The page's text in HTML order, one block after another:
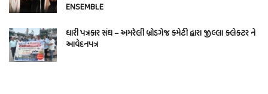
ENSEMBLE
ધારી પત્રકાર સંઘ – અમરેલી બ્રોડગેજ કમેટી દ્વારા જીલ્લા કલેકટર ને
આવેદનપત્ર